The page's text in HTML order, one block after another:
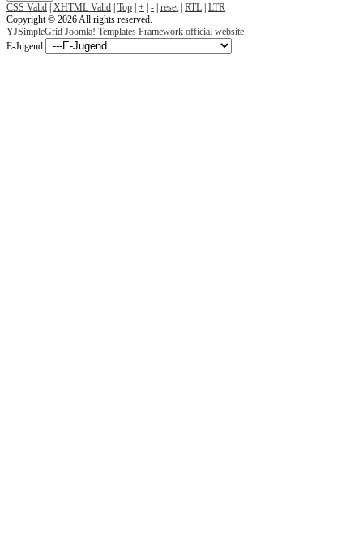
CSS Valid | XHTML Valid | Top | + | - | reset | RTL | LTR
Copyright © 2026 All rights reserved.
YJSimpleGrid Joomla! Templates Framework official website
E-Jugend